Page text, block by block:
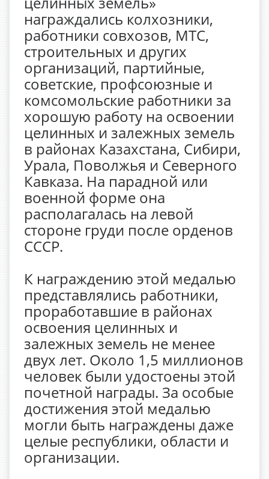
награждались колхозники,
работники совхозов, МТС,
строительных и других
организаций, партийные,
советские, профсоюзные и
комсомольские работники за
хорошую работу на освоении
целинных и залежных земель
в районах Казахстана, Сибири,
Урала, Поволжья и Северного
Кавказа. На парадной или
военной форме она
располагалась на левой
стороне груди после орденов
СССР.
К награждению этой медалью
представлялись работники,
проработавшие в районах
освоения целинных и
залежных земель не менее
двух лет. Около 1,5 миллионов
человек были удостоены этой
почетной награды. За особые
достижения этой медалью
могли быть награждены даже
целые республики, области и
организации.